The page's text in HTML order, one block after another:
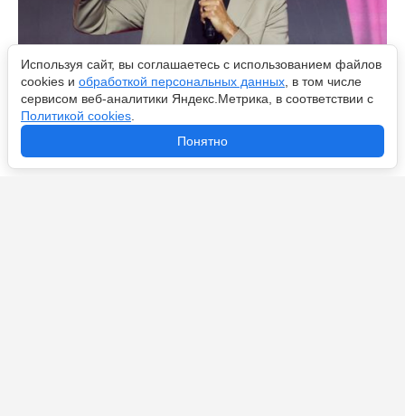
Клопп, Зидан или Арбелоа: кто станет следующим
тренером мадридского «Реала»
Используя сайт, вы соглашаетесь с использованием файлов
cookies и обработкой персональных данных , в том числе
сервисом веб-аналитики Яндекс.Метрика, в соответствии с
Политикой cookies
Понятно